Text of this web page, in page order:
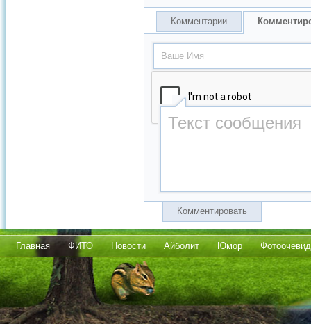
Комментарии
Комментировать
Главная ФИТО Новости Айболит Юмор